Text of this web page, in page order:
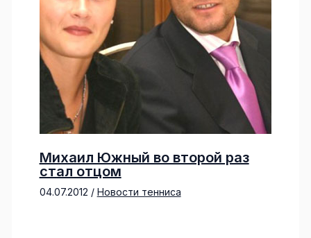
Михаил Южный во второй раз
стал отцом
04.07.2012 / Новости тенниса